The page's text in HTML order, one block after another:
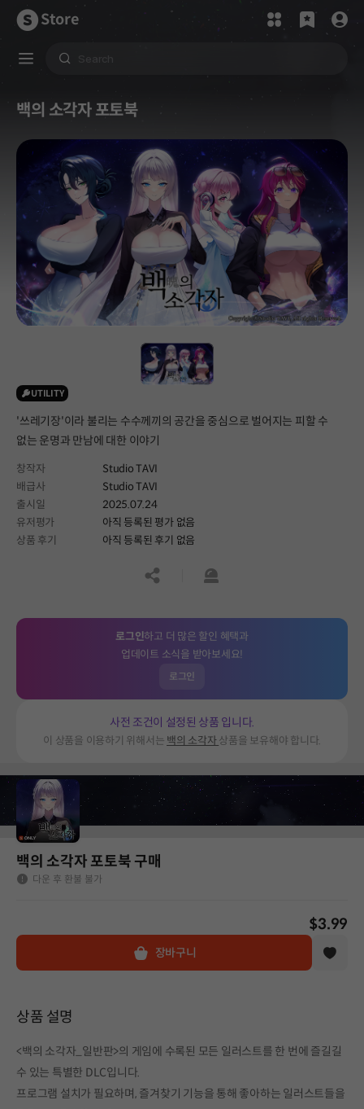
Store
백의 소각자 포토북
UTILITY
'쓰레기장'이라 불리는 수수께끼의 공간을 중심으로 벌어지는 피할 수
없는 운명과 만남에 대한 이야기
창작자
Studio TAVI
배급사
Studio TAVI
출시일
2025.07.24
유저평가
아직 등록된 평가 없음
상품 후기
아직 등록된 후기 없음
공유하기신고하기
로그인하고 더 많은 할인 혜택과
업데이트 소식을 받아보세요!
로그인
사전 조건이 설정된 상품 입니다.
이 상품을 이용하기 위해서는 백의 소각자상품을 보유해야 합니다.
백의 소각자 포토북 구매
다운 후 환불 불가
$3.99
장바구니
상품 설명
<백의 소각자_일반판>의 게임에 수록된 모든 일러스트를 한 번에 즐길길
수 있는 특별한 DLC입니다.
프로그램 설치가 필요하며, 즐겨찾기 기능을 통해 좋아하는 일러스트들을